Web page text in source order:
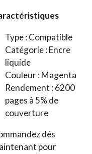
Type : Compatible
Catégorie : Encre
liquide
Couleur : Magenta
Rendement : 6200
pages à 5% de
couverture
dès
pour